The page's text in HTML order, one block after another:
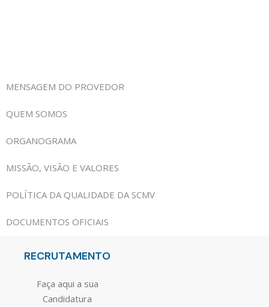
MENSAGEM DO PROVEDOR
QUEM SOMOS
ORGANOGRAMA
MISSÃO, VISÃO E VALORES
POLÍTICA DA QUALIDADE DA SCMV
DOCUMENTOS OFICIAIS
RECRUTAMENTO
Faça aqui a sua
Candidatura